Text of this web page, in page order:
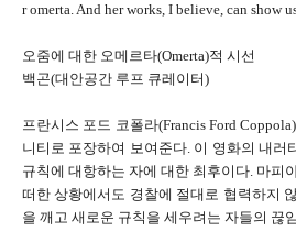
r omerta. And her works, I believe, can show
오줌에 대한 오메르타(Omerta)적 시선
백곤(대안공간 루프 큐레이터)
프란시스 포드 코폴라(Francis Ford Coppola)
니티로 포장하여 보여준다. 이 영화의 내러
규칙에 대항하는 자에 대한 최후이다. 마피
떠한 상황에서도 경찰에 절대로 협력하지
을 깨고 새로운 규칙을 세우려는 자들의 끊